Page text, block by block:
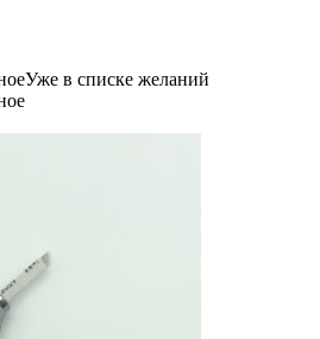
Уже в списке желаний